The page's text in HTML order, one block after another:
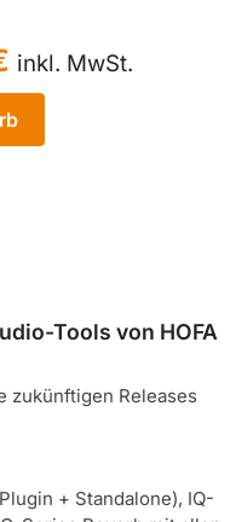
inkl. MwSt.
Tools von HOFA
zukünftigen Releases
+ Standalone), IQ-